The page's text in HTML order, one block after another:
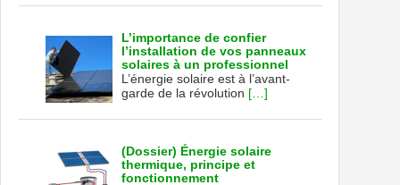
L’importance de confier
l’installation de vos panneaux
solaires à un professionnel
L’énergie solaire est à l’avant-
garde de la révolution […]
(Dossier) Énergie solaire
thermique, principe et
fonctionnement